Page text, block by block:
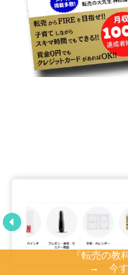
『転売の教
→ 今す